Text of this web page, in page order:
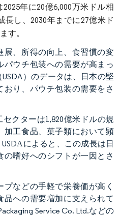
年に20億6,000万米ドル相
長し、2030年までに27億米ド
す。
展、所得の向上、食習慣の変
パウチ包装への需要が高まっ
）のデータは、日本の堅
り、パウチ包装の需要をさ
クターは1,820億米ドルの規
加工食品、菓子類において顕
によると、この成長は日
嗜好へのシフトが一因とさ
などの手軽で栄養価が高く
品への需要増加に支えられて
Service Co. Ltd.などの